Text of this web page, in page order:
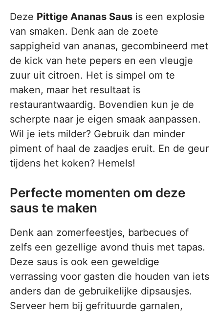
Deze Pittige Ananas Saus is een explosie
van smaken. Denk aan de zoete
sappigheid van ananas, gecombineerd met
de kick van hete pepers en een vleugje
zuur uit citroen. Het is simpel om te
maken, maar het resultaat is
restaurantwaardig. Bovendien kun je de
scherpte naar je eigen smaak aanpassen.
Wil je iets milder? Gebruik dan minder
piment of haal de zaadjes eruit. En de geur
tijdens het koken? Hemels!
Perfecte momenten om deze
saus te maken
Denk aan zomerfeestjes, barbecues of
zelfs een gezellige avond thuis met tapas.
Deze saus is ook een geweldige
verrassing voor gasten die houden van iets
anders dan de gebruikelijke dipsausjes.
Serveer hem bij gefrituurde garnalen,